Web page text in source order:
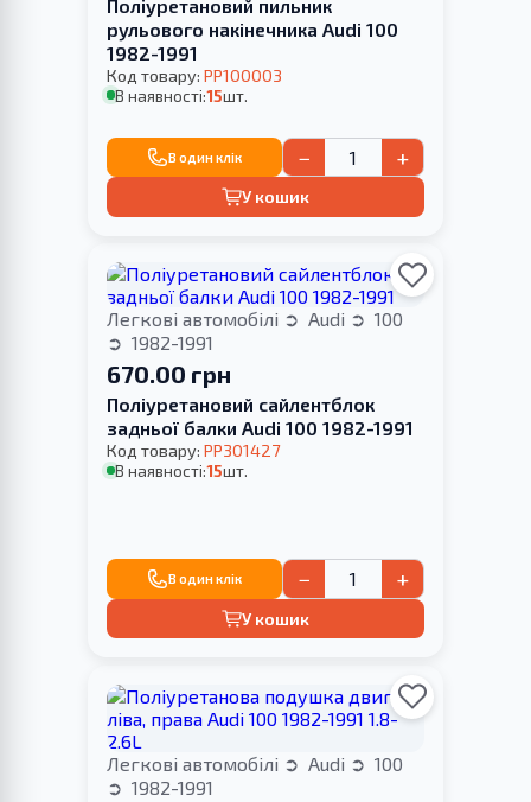
Поліуретановий пильник
рульового накінечника Audi 100
1982-1991
Код товару: PP100003
В наявності:15шт.
В один клік − +
У кошик
Легкові автомобілі Audi
100
1982-1991
670.00 грн
Поліуретановий сайлентблок
задньої балки Audi 100 1982-1991
Код товару: PP301427
В наявності:15шт.
В один клік − +
У кошик
Легкові автомобілі Audi
100
1982-1991